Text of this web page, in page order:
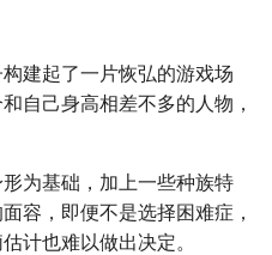
建起了一片恢弘的游戏场
自己身高相差不多的人物，
为基础，加上一些种族特
容，即便不是选择困难症，
计也难以做出决定。